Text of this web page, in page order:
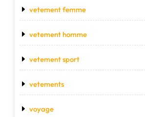
vetement femme
vetement homme
vetement sport
vetements
voyage